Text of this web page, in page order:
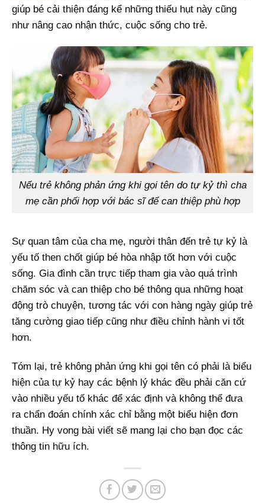
giúp bé cải thiện đáng kể những thiếu hụt này cũng
như nâng cao nhận thức, cuộc sống cho trẻ.
Nếu trẻ không phản ứng khi gọi tên do tự kỷ thì cha
mẹ cần phối hợp với bác sĩ để can thiệp phù hợp
Sự quan tâm của cha mẹ, người thân đến trẻ tự kỷ là
yếu tố then chốt giúp bé hòa nhập tốt hơn với cuộc
sống. Gia đình cần trực tiếp tham gia vào quá trình
chăm sóc và can thiệp cho bé thông qua những hoạt
động trò chuyện, tương tác với con hàng ngày giúp trẻ
tăng cường giao tiếp cũng như điều chỉnh hành vi tốt
hơn.
Tóm lại, trẻ không phản ứng khi gọi tên có phải là biểu
hiện của tự kỷ hay các bệnh lý khác đều phải căn cứ
vào nhiều yếu tố khác để xác định và không thể đưa
ra chẩn đoán chính xác chỉ bằng một biểu hiện đơn
thuần. Hy vong bài viết sẽ mang lại cho bạn đọc các
thông tin hữu ích.